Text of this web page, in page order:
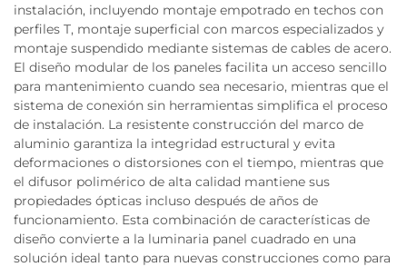
instalación, incluyendo montaje empotrado en techos con
perfiles T, montaje superficial con marcos especializados y
montaje suspendido mediante sistemas de cables de acero.
El diseño modular de los paneles facilita un acceso sencillo
para mantenimiento cuando sea necesario, mientras que el
sistema de conexión sin herramientas simplifica el proceso
de instalación. La resistente construcción del marco de
aluminio garantiza la integridad estructural y evita
deformaciones o distorsiones con el tiempo, mientras que
el difusor polimérico de alta calidad mantiene sus
propiedades ópticas incluso después de años de
funcionamiento. Esta combinación de características de
diseño convierte a la luminaria panel cuadrado en una
solución ideal tanto para nuevas construcciones como para